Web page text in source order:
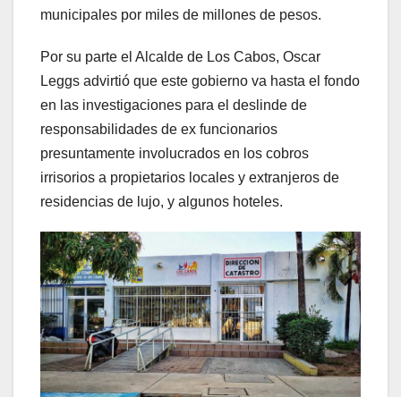
municipales por miles de millones de pesos.
Por su parte el Alcalde de Los Cabos, Oscar
Leggs advirtió que este gobierno va hasta el fondo
en las investigaciones para el deslinde de
responsabilidades de ex funcionarios
presuntamente involucrados en los cobros
irrisorios a propietarios locales y extranjeros de
residencias de lujo, y algunos hoteles.